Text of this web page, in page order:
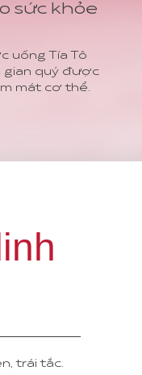
sức khỏe
uống Tía Tô
gian quý được
mát cơ thể.
trái tắc.